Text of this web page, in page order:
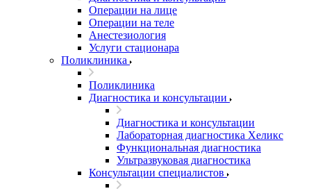
Операции на лице
Операции на теле
Анестезиология
Услуги стационара
Поликлиника
Поликлиника
Диагностика и консультации
Диагностика и консультации
Лабораторная диагностика Хеликс
Функциональная диагностика
Ультразвуковая диагностика
Консультации специалистов